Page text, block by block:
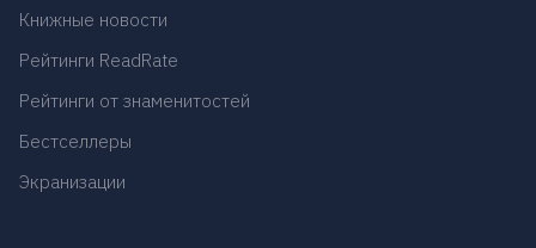
Книжные новости
Рейтинги ReadRate
Рейтинги от знаменитостей
Бестселлеры
Экранизации